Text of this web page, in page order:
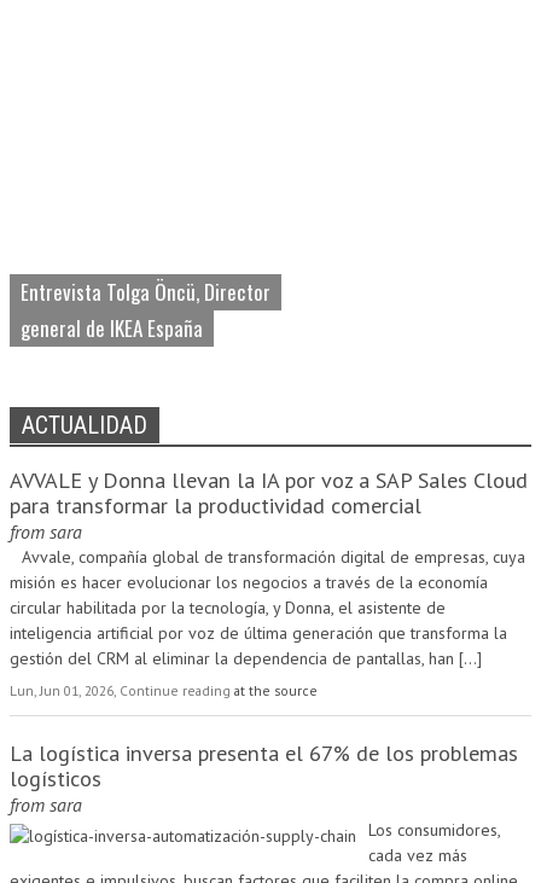
Entrevista Tolga Öncü, Director
general de IKEA España
ACTUALIDAD
AVVALE y Donna llevan la IA por voz a SAP Sales Cloud
para transformar la productividad comercial
from sara
Avvale, compañía global de transformación digital de empresas, cuya
misión es hacer evolucionar los negocios a través de la economía
circular habilitada por la tecnología, y Donna, el asistente de
inteligencia artificial por voz de última generación que transforma la
gestión del CRM al eliminar la dependencia de pantallas, han [...]
Lun, Jun 01, 2026, Continue reading at the source
La logística inversa presenta el 67% de los problemas
logísticos
from sara
Los consumidores,
cada vez más